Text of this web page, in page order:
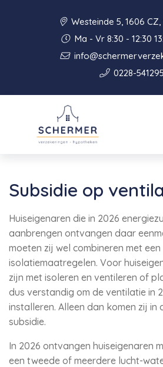
Westeinde 5, 1606 CZ,
Ma - Vr 8:30 - 12:30
0228-541295
Subsidie op
Huiseigenaren die in 2026
aanbrengen ontvangen daar
moeten zij wel combineren met
isolatiemaatregelen. Voor
zijn met isoleren en ventileren of
dus verstandig om de ventilatie in
installeren. Alleen dan komen zij in
subsidie.
In 2026 ontvangen huiseigenaren
een tweede of meerdere lucht-